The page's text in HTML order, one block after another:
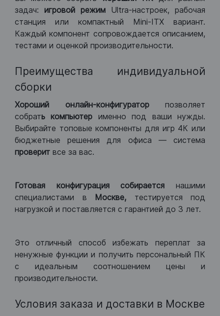
задач: игровой режим Ultra-настроек, рабочая
станция или компактный Mini-ITX вариант.
Каждый компонент сопровождается описанием,
тестами и оценкой производительности.
Преимущества индивидуальной
сборки
Хороший онлайн-конфигураторпозволяет
собрать компьютер именно под ваши нужды.
Выбирайте топовые компоненты для игр 4К или
бюджетные решения для офиса — система
проверит все за вас.
Готовая конфигурация собираетсянашими
специалистами в Москве, тестируется под
нагрузкой и поставляется с гарантией до 3 лет.
Это отличный способ избежать переплат за
ненужные функции и получить персональный ПК
с идеальным соотношением цены и
производительности.
Условия заказа и доставки в Москве